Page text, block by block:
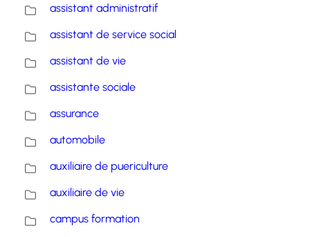
assistant administratif
assistant de service social
assistant de vie
assistante sociale
assurance
automobile
auxiliaire de puericulture
auxiliaire de vie
campus formation